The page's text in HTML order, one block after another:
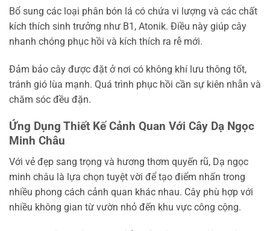
Bổ sung các loại phân bón lá có chứa vi lượng và các chất
kích thích sinh trưởng như B1, Atonik. Điều này giúp cây
nhanh chóng phục hồi và kích thích ra rễ mới.
Đảm bảo cây được đặt ở nơi có không khí lưu thông tốt,
tránh gió lùa mạnh. Quá trình phục hồi cần sự kiên nhẫn và
chăm sóc đều đặn.
Ứng Dụng Thiết Kế Cảnh Quan Với Cây Dạ Ngọc
Minh Châu
Với vẻ đẹp sang trọng và hương thơm quyến rũ, Dạ ngọc
minh châu là lựa chọn tuyệt vời để tạo điểm nhấn trong
nhiều phong cách cảnh quan khác nhau. Cây phù hợp với
nhiều không gian từ vườn nhỏ đến khu vực công cộng.